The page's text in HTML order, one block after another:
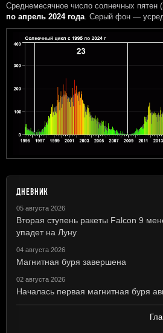
Среднемесячное число солнечных пятен
по апрель 2024 года . Серый фон —
ДНЕВНИК
05 августа 2026
Вторая ступень ракеты Falcon 9
упадет на Луну
04 августа 2026
Магнитная буря завершена
02 августа 2026
Началась первая магнитная буря